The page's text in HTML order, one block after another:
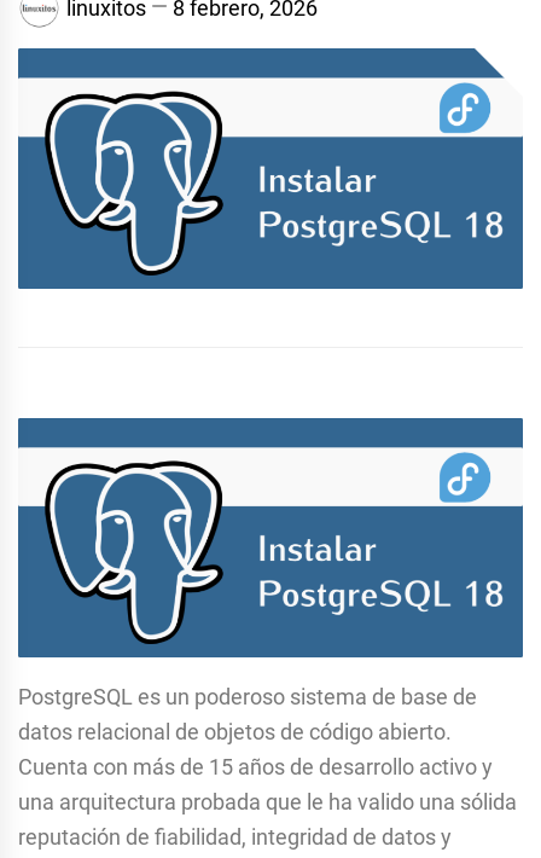
linuxitos 8 febrero, 2026
PostgreSQL es un poderoso sistema de base de
datos relacional de objetos de código abierto.
Cuenta con más de 15 años de desarrollo activo y
una arquitectura probada que le ha valido una sólida
reputación de fiabilidad, integridad de datos y